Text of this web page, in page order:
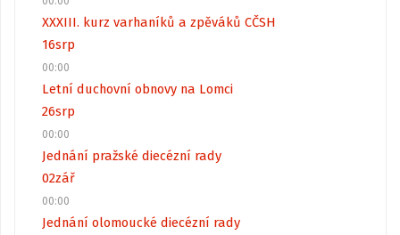
XXXIII. kurz varhaníků a zpěváků CČSH
16srp
00:00
Letní duchovní obnovy na Lomci
26srp
00:00
Jednání pražské diecézní rady
02zář
00:00
Jednání olomoucké diecézní rady